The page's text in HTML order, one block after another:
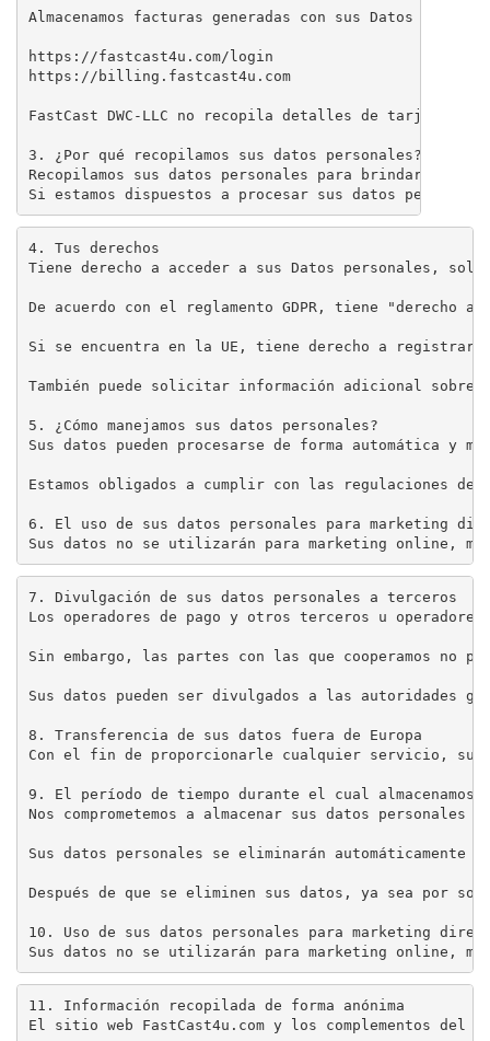
Almacenamos facturas generadas con sus Datos
https://fastcast4u.com/login
https://billing.fastcast4u.com
FastCast DWC-LLC no recopila detalles de tarjetas
3. ¿Por qué recopilamos sus datos personales?
Recopilamos sus datos personales para brindarle
Si estamos dispuestos a procesar sus datos
4. Tus derechos
Tiene derecho a acceder a sus Datos personales,
De acuerdo con el reglamento GDPR, tiene
Si se encuentra en la UE, tiene derecho a registrar
También puede solicitar información adicional sobre
5. ¿Cómo manejamos sus datos personales?
Sus datos pueden procesarse de forma automática
Estamos obligados a cumplir con las regulaciones
6. El uso de sus datos personales para marketing
Sus datos no se utilizarán para marketing online,
7. Divulgación de sus datos personales a terceros
Los operadores de pago y otros terceros u
Sin embargo, las partes con las que cooperamos no
Sus datos pueden ser divulgados a las autoridades
8. Transferencia de sus datos fuera de Europa
Con el fin de proporcionarle cualquier servicio, sus
9. El período de tiempo durante el cual almacenamos
Nos comprometemos a almacenar sus datos
Sus datos personales se eliminarán
Después de que se eliminen sus datos, ya sea por
10. Uso de sus datos personales para marketing
Sus datos no se utilizarán para marketing online,
11. Información recopilada de forma anónima
El sitio web FastCast4u.com y los complementos